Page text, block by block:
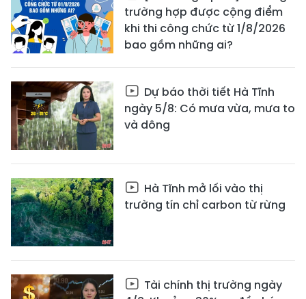
trường hợp được cộng điểm
khi thi công chức từ 1/8/2026
bao gồm những ai?
Dự báo thời tiết Hà Tĩnh
ngày 5/8: Có mưa vừa, mưa to
và dông
Hà Tĩnh mở lối vào thị
trường tín chỉ carbon từ rừng
Tài chính thị trường ngày